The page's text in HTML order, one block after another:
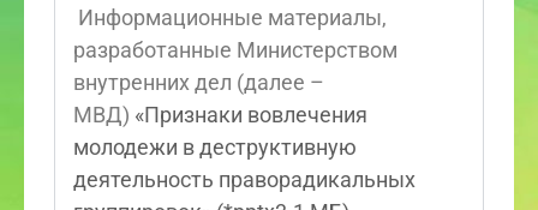
Информационные материалы,
разработанные Министерством
внутренних дел (далее –
МВД) «Признаки вовлечения
молодежи в деструктивную
деятельность праворадикальных